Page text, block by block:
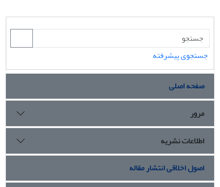
جستجوی پیشرفته
صفحه اصلی
مرور
اطلاعات نشریه
اصول اخلاقی انتشار مقاله